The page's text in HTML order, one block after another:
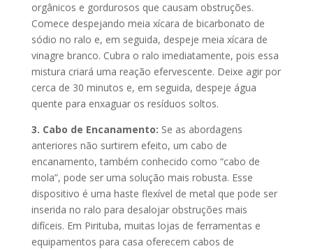
orgânicos e gordurosos que causam obstruções.
Comece despejando meia xícara de bicarbonato de
sódio no ralo e, em seguida, despeje meia xícara de
vinagre branco. Cubra o ralo imediatamente, pois essa
mistura criará uma reação efervescente. Deixe agir por
cerca de 30 minutos e, em seguida, despeje água
quente para enxaguar os resíduos soltos.
3. Cabo de Encanamento: Se as abordagens
anteriores não surtirem efeito, um cabo de
encanamento, também conhecido como “cabo de
mola”, pode ser uma solução mais robusta. Esse
dispositivo é uma haste flexível de metal que pode ser
inserida no ralo para desalojar obstruções mais
difíceis. Em Pirituba, muitas lojas de ferramentas e
equipamentos para casa oferecem cabos de